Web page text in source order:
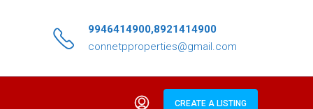
9946414900,8921414900
connetpproperties@gmail.com
CREATE A LISTING